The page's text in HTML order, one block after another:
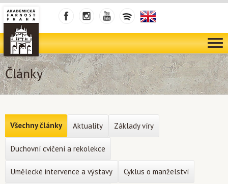
Články
Všechny články Aktuality Základy víry
Duchovní cvičení a rekolekce
Umělecké intervence a výstavy Cyklus o manželství